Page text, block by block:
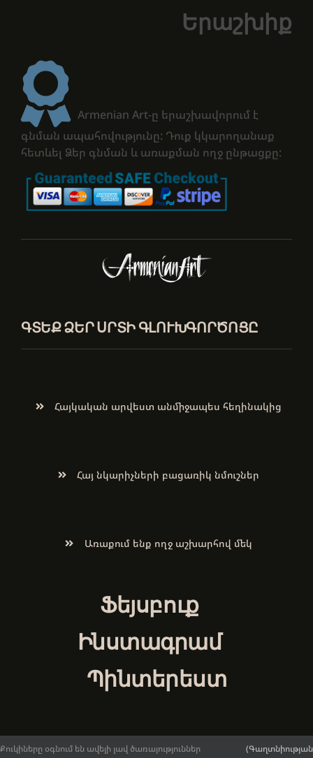
Երաշխիք
Armenian Art-ը երաշխավորում է
գնման ապահովությունը: Դուք կկարողանաք
հետևել Ձեր գնման և առաքման ողջ ընթացքը:
ԳՏԵՔ ՁԵՐ ՍՐՏԻ ԳԼՈՒԽԳՈՐԾՈՑԸ
Հայկական արվեստ անմիջապես հեղինակից
Հայ նկարիչների բացառիկ նմուշներ
Առաքում ենք ողջ աշխարհով մեկ
Ֆեյսբուք
Ինստագրամ
Պինտերեստ
Քուկիները օգնում են ավելի լավ ծառայություններ
(Գաղտնիության